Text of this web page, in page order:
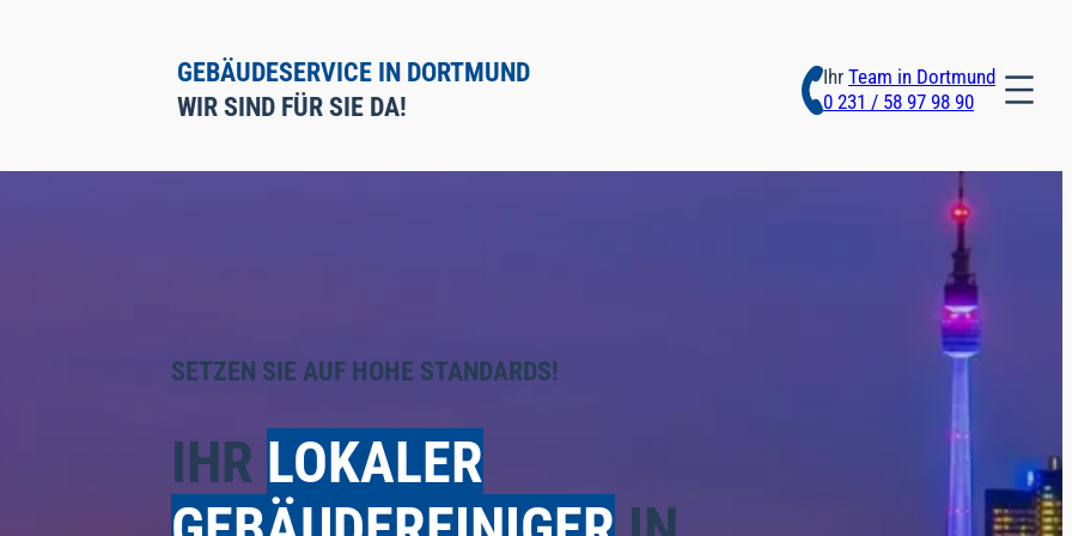
GEBÄUDESERVICE IN DORTMUND
WIR SIND FÜR SIE DA!
Ihr Team in Dortmund
0 231 / 58 97 98 90
SETZEN SIE AUF HOHE STANDARDS!
IHR LOKALER